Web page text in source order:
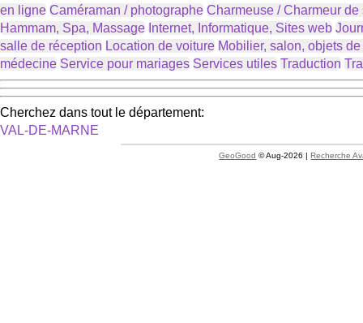
en ligne Caméraman / photographe Charmeuse / Charmeur de
Hammam, Spa, Massage Internet, Informatique, Sites web
salle de réception Location de voiture Mobilier, salon, objets
médecine Service pour mariages Services utiles Traduction
Cherchez dans tout le département:
VAL-DE-MARNE
GeoGood © Aug-2026 |Recherche